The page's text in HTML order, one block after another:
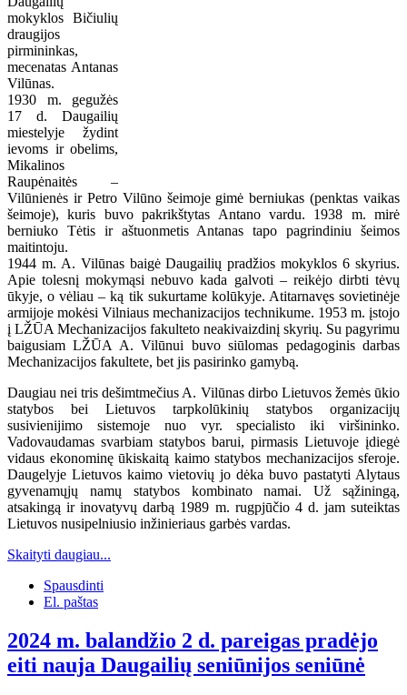
mokyklos Bičiulių
draugijos
pirmininkas,
mecenatas Antanas
Vilūnas.
1930 m. gegužės
17 d. Daugailių
miestelyje žydint
ievoms ir obelims,
Mikalinos
Raupėnaitės –
Vilūnienės ir Petro Vilūno šeimoje gimė berniukas (penktas vaikas
šeimoje), kuris buvo pakrikštytas Antano vardu. 1938 m. mirė
berniuko Tėtis ir aštuonmetis Antanas tapo pagrindiniu šeimos
maitintoju.
1944 m. A. Vilūnas baigė Daugailių pradžios mokyklos 6 skyrius.
Apie tolesnį mokymąsi nebuvo kada galvoti – reikėjo dirbti tėvų
ūkyje, o vėliau – ką tik sukurtame kolūkyje. Atitarnavęs sovietinėje
armijoje mokėsi Vilniaus mechanizacijos technikume. 1953 m. įstojo
į LŽŪA Mechanizacijos fakulteto neakivaizdinį skyrių. Su pagyrimu
baigusiam LŽŪA A. Vilūnui buvo siūlomas pedagoginis darbas
Mechanizacijos fakultete, bet jis pasirinko gamybą.
Daugiau nei tris dešimtmečius A. Vilūnas dirbo Lietuvos žemės ūkio
statybos bei Lietuvos tarpkolūkinių statybos organizacijų
susivienijimo sistemoje nuo vyr. specialisto iki viršininko.
Vadovaudamas svarbiam statybos barui, pirmasis Lietuvoje įdiegė
vidaus ekonominę ūkiskaitą kaimo statybos mechanizacijos sferoje.
Daugelyje Lietuvos kaimo vietovių jo dėka buvo pastatyti Alytaus
gyvenamųjų namų statybos kombinato namai. Už sąžiningą,
atsakingą ir inovatyvų darbą 1989 m. rugpjūčio 4 d. jam suteiktas
Lietuvos nusipelniusio inžinieriaus garbės vardas.
Skaityti daugiau...
Spausdinti
El. paštas
2024 m. balandžio 2 d. pareigas pradėjo
eiti nauja Daugailių seniūnijos seniūnė